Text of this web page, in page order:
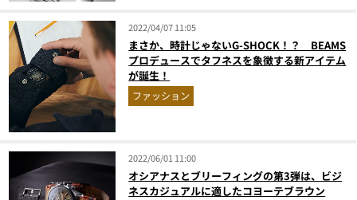
2022/04/07 11:05
まさか、時計じゃないG-SHOCK！？ BEAMS
プロデュースでタフネスを象徴する新アイテム
が誕生！
ファッション
2022/06/01 11:00
オシアナスとブリーフィングの第3弾は、ビジ
ネスカジュアルに適したコヨーテブラウン